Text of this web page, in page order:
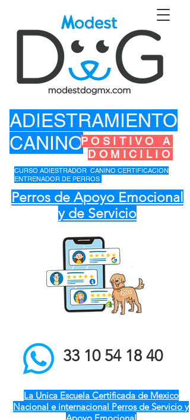
ADIESTRAMIENTO
CANINOPOSITIVO A
DOMICILIO
Perros de Apoyo Emocional
y de Servicio
el mejor entrenador de
perros a domicilio qro ver
pue gdl cdmx mty cdmx
modest dog adiestramiento
33 10 54 18 40
La Unica Escuela Certificada de Mexico
Nacional e internacional Perros de Servicio y
CURSO ADIESTRADOR CANINO CERTIFICACION
ENTRENADOR DE PERROS